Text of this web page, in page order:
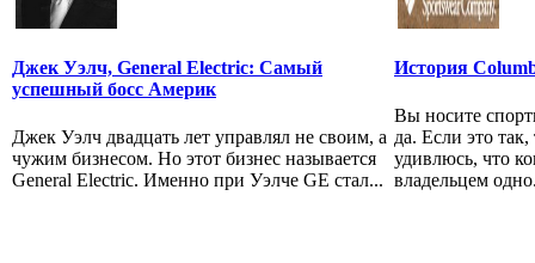
Джек Уэлч, General Electric: Самый
успешный босс Америк
Джек Уэлч двадцать лет управлял не своим, а
чужим бизнесом. Но этот бизнес называется
General Electric. Именно при Уэлче GE стал...
История
Вы носите
да. Если это
удивлюсь, что
владельцем